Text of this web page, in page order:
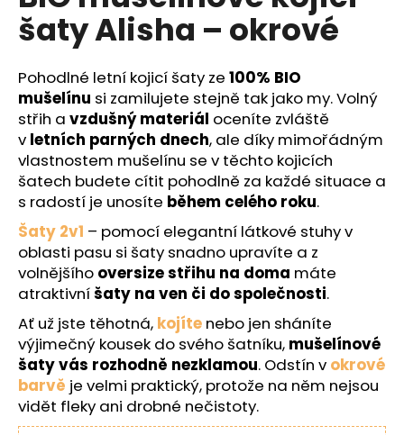
0,0
z
hvězdiček.
šaty Alisha – okrové
Pohodlné letní kojicí šaty ze 100% BIO
mušelínu si zamilujete stejně tak jako my. Volný
střih a vzdušný materiál oceníte zvláště
v letních parných dnech, ale díky mimořádným
vlastnostem mušelínu se v těchto kojicích
šatech budete cítit pohodlně za každé situace a
s radostí je unosíte během celého roku.
Šaty 2v1 – pomocí elegantní látkové stuhy v
oblasti pasu si šaty snadno upravíte a z
volnějšího oversize střihu na doma máte
atraktivníšaty na ven či do společnosti.
Ať už jste těhotná, kojíte nebo jen sháníte
výjimečný kousek do svého šatníku, mušelínové
šaty vás rozhodně nezklamou. Odstín v okrové
barvě je velmi praktický, protože na něm nejsou
vidět fleky ani drobné nečistoty.
u
j
m
e